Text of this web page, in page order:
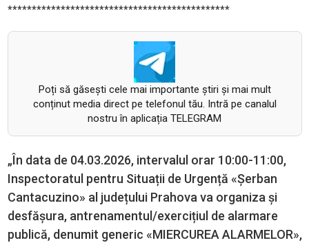
**********************************************
Poți să găsești cele mai importante știri și mai mult
conținut media direct pe telefonul tău. Intră pe canalul
nostru în aplicația TELEGRAM
„În data de 04.03.2026, intervalul orar 10:00-11:00,
Inspectoratul pentru Situații de Urgență «Şerban
Cantacuzino» al județului Prahova va organiza şi
desfăşura, antrenamentul/exercițiul de alarmare
publică, denumit generic «MIERCUREA ALARMELOR»,